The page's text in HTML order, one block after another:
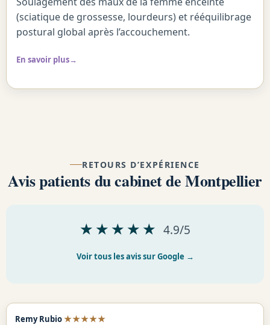
(sciatique de grossesse, lourdeurs) et rééquilibrage
postural global après l’accouchement.
En savoir plus
RETOURS D’EXPÉRIENCE
Avis patients du cabinet de Montpellier
★ ★ ★ ★ ★ 4.9/5
Voir tous les avis sur Google →
Remy Rubio★★★★★